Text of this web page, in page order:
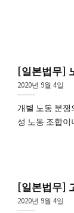
[일본법무]
2020년 9월 4일
개별 노동 분
성 노동 조합
[일본법무]
2020년 9월 4일